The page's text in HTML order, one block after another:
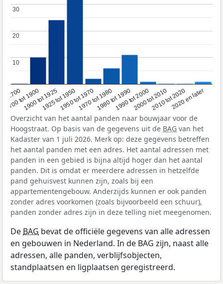
1700
1700 tot 1900
1900 tot 19251925 tot 19501950 tot 19701970 tot 19801980 tot 19901990 tot 20002000 tot 20102010 tot 20202020 en later
10
10
20
20
30
30
Overzicht van het aantal panden naar bouwjaar voor de
Hoogstraat. Op basis van de gegevens uit de BAG van het
Kadaster van 1 juli 2026. Merk op: deze gegevens betreffen
het aantal panden met een adres. Het aantal adressen met
panden in een gebied is bijna altijd hoger dan het aantal
panden. Dit is omdat er meerdere adressen in hetzelfde
pand gehuisvest kunnen zijn, zoals bij een
appartementengebouw. Anderzijds kunnen er ook panden
zonder adres voorkomen (zoals bijvoorbeeld een schuur),
panden zonder adres zijn in deze telling niet meegenomen.
De BAG bevat de officiële gegevens van alle adressen
en gebouwen in Nederland. In de BAG zijn, naast alle
adressen, alle panden, verblijfsobjecten,
standplaatsen en ligplaatsen geregistreerd.